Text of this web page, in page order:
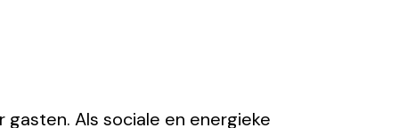
Als sociale en energieke